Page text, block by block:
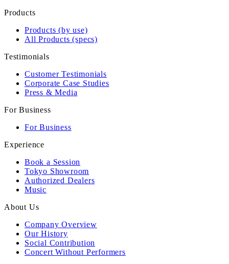
Products
Products (by use)
All Products (specs)
Testimonials
Customer Testimonials
Corporate Case Studies
Press & Media
For Business
For Business
Experience
Book a Session
Tokyo Showroom
Authorized Dealers
Music
About Us
Company Overview
Our History
Social Contribution
Concert Without Performers